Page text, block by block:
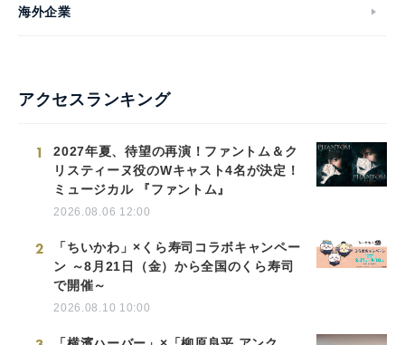
海外企業
アクセスランキング
1
2027年夏、待望の再演！ファントム＆ク
リスティーヌ役のWキャスト4名が決定！
ミュージカル 『ファントム』
2026.08.06 12:00
2
「ちいかわ」×くら寿司コラボキャンペー
ン ～8月21日（金）から全国のくら寿司
で開催～
2026.08.10 10:00